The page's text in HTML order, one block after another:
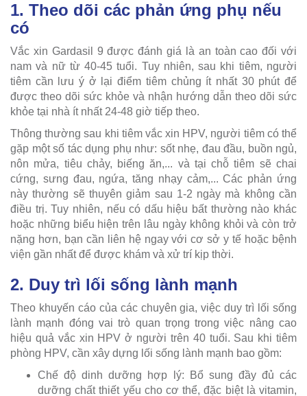
1. Theo dõi các phản ứng phụ nếu
có
Vắc xin Gardasil 9 được đánh giá là an toàn cao đối với
nam và nữ từ 40-45 tuổi. Tuy nhiên, sau khi tiêm, người
tiêm cần lưu ý ở lại điểm tiêm chủng ít nhất 30 phút để
được theo dõi sức khỏe và nhận hướng dẫn theo dõi sức
khỏe tại nhà ít nhất 24-48 giờ tiếp theo.
Thông thường sau khi tiêm vắc xin HPV, người tiêm có thể
gặp một số tác dụng phụ như: sốt nhẹ, đau đầu, buồn ngủ,
nôn mửa, tiêu chảy, biếng ăn,... và tại chỗ tiêm sẽ chai
cứng, sưng đau, ngứa, tăng nhạy cảm,... Các phản ứng
này thường sẽ thuyên giảm sau 1-2 ngày mà không cần
điều trị. Tuy nhiên, nếu có dấu hiệu bất thường nào khác
hoặc những biểu hiện trên lâu ngày không khỏi và còn trở
nặng hơn, bạn cần liên hệ ngay với cơ sở y tế hoặc bệnh
viện gần nhất để được khám và xử trí kịp thời.
2. Duy trì lối sống lành mạnh
Theo khuyến cáo của các chuyên gia, việc duy trì lối sống
lành mạnh đóng vai trò quan trọng trong việc nâng cao
hiệu quả vắc xin HPV ở người trên 40 tuổi. Sau khi tiêm
phòng HPV, cần xây dựng lối sống lành mạnh bao gồm:
Chế độ dinh dưỡng hợp lý: Bổ sung đầy đủ các
dưỡng chất thiết yếu cho cơ thể, đặc biệt là vitamin,